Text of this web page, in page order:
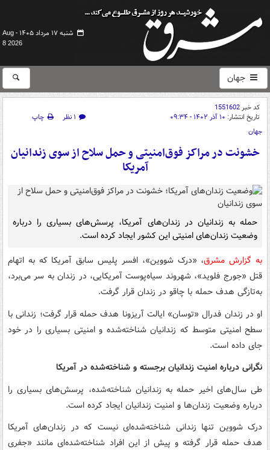
شنبه ۱۷ مرداد ۱۴۰۵ -
Aug
8 2026
جهان
کد خبر1551602
تاریخ انتشار: ۱۰ آذر ۱۴۰۲ - ۰۹:۳۴ ۱ نظر
چاپ
جهان
خشونت در مراکز فوق‌امنیتی و حمل سلاح از سوی زندانیان
آمریکا
حمله به زندانیان در زندان‌های آمریکا، پرسش‌های بسیاری را درباره
وضعیت زندان‌های امنیتی این کشور ایجاد کرده است.
به گزارش مشرق، «درک شووین»، افسر پلیس سابق آمریکا که به اتهام
قتل «جورج فلوید»، شهروند سیاه‌پوست آمریکایی، در زندان به سر می‌برد،
به‌تازگی هدف حمله با چاقو در زندان قرار گرفت.
او در زندان فدرال «توسان» ایالت آریزونا هدف حمله قرار گرفت؛ زندانی با
سطح امنیتی متوسط که زندانیان شناخته‌شده و امنیتی بسیاری را در خود
جای داده است.
نگرانی درباره امنیت زندانیان برجسته و شناخته‌شده در آمریکا
طی سال‌های اخیر حمله به زندانیان شناخته‌شده، پرسش‌های بسیاری را
درباره وضعیت زندان‌ها و امنیت زندانیان ایجاد کرده است.
درک شووین تنها زندانی شناخته‌شده‌ای نیست که در زندان‌های آمریکا
هدف حمله قرار گرفته و پیش از این افراد شناخته‌شده‌ای مانند «جفری